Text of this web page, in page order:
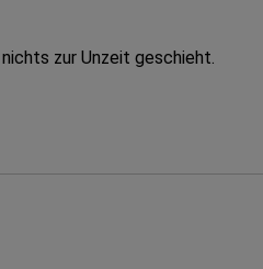
zur Unzeit geschieht.